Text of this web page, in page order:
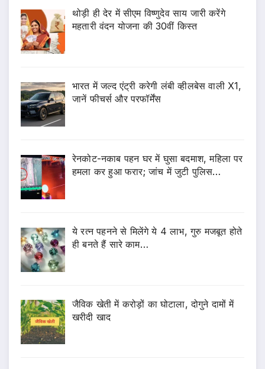
थोड़ी ही देर में सीएम विष्णुदेव साय जारी करेंगे
महतारी वंदन योजना की 30वीं किस्त
भारत में जल्द एंट्री करेगी लंबी व्हीलबेस वाली X1,
जानें फीचर्स और परफॉर्मेंस
रेनकोट-नकाब पहन घर में घुसा बदमाश, महिला पर
हमला कर हुआ फरार; जांच में जुटी पुलिस…
ये रत्न पहनने से मिलेंगे ये 4 लाभ, गुरु मजबूत होते
ही बनते हैं सारे काम…
जैविक खेती में करोड़ों का घोटाला, दोगुने दामों में
खरीदी खाद